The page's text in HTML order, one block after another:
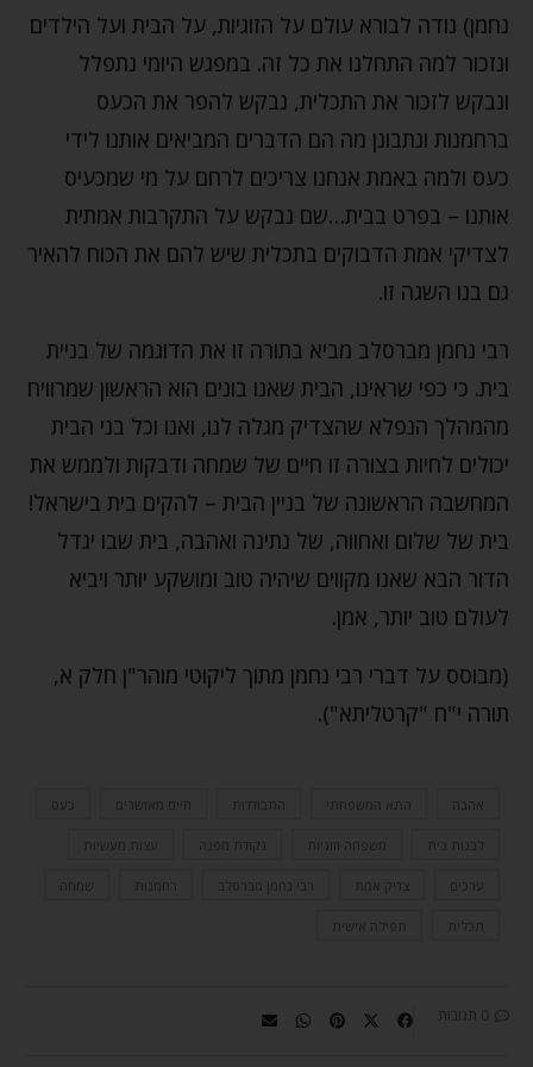
נחמן) נודה לבורא עולם על הזוגיות, על הבית ועל הילדים
ונזכור למה התחלנו את כל זה. במפגש היומי נתפלל
ונבקש לזכור את התכלית, נבקש להפר את הכעס
ברחמנות ונתבונן מה הם הדברים המביאים אותנו לידי
כעס ולמה באמת אנחנו צריכים לרחם על מי שמכעיס
אותנו – בפרט בבית…שם נבקש על התקרבות אמתית
לצדיקי אמת הדבוקים בתכלית שיש להם את הכוח להאיר
גם בנו השגה זו.
רבי נחמן מברסלב מביא בתורה זו את הדוגמה של בניית
בית. כי כפי שראינו, הבית שאנו בונים הוא הראשון שמרוויח
מהמהלך הנפלא שהצדיק מגלה לנו, ואנו וכל בני הבית
יכולים לחיות בצורה זו חיים של שמחה ודבקות ולממש את
המחשבה הראשונה של בניין הבית – להקים בית בישראל!
בית של שלום ואחווה, של נתינה ואהבה, בית שבו יגדל
הדור הבא שאנו מקווים שיהיה טוב ומושקע יותר ויביא
לעולם טוב יותר, אמן.
(מבוסס על דברי רבי נחמן מתוך ליקוטי מוהר"ן חלק א,
תורה י"ח "קרטליתא").
התא המשפחתי התבודדות חיים מאושרים כעס
לבנות בית משפחה וזוגיות נקודת מפנה עצות מעשיות
ערכים צדיק אמת רבי נחמן מברסלב רחמנות שמחה
תכלית תפילה אישית
0 תגובות